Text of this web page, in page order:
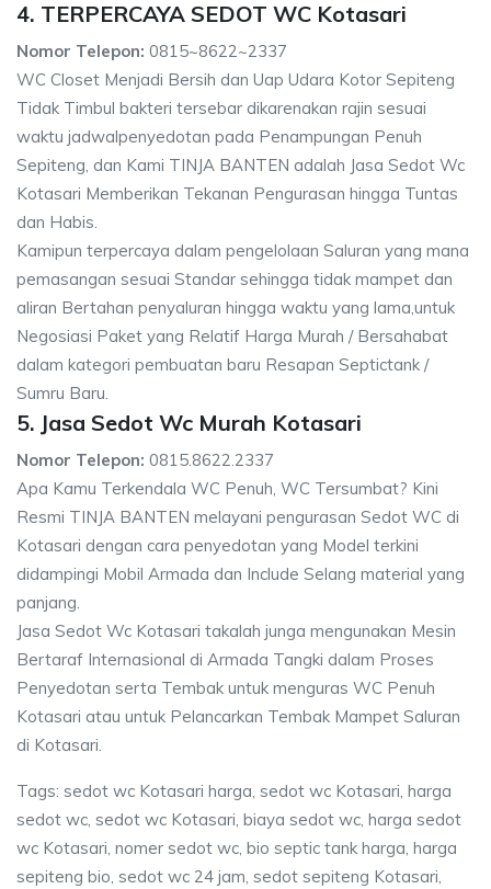
4. TERPERCAYA SEDOT WC Kotasari
Nomor Telepon: 0815~8622~2337
WC Closet Menjadi Bersih dan Uap Udara Kotor Sepiteng
Tidak Timbul bakteri tersebar dikarenakan rajin sesuai
waktu jadwalpenyedotan pada Penampungan Penuh
Sepiteng, dan Kami TINJA BANTEN adalah Jasa Sedot Wc
Kotasari Memberikan Tekanan Pengurasan hingga Tuntas
dan Habis.
Kamipun terpercaya dalam pengelolaan Saluran yang mana
pemasangan sesuai Standar sehingga tidak mampet dan
aliran Bertahan penyaluran hingga waktu yang lama,untuk
Negosiasi Paket yang Relatif Harga Murah / Bersahabat
dalam kategori pembuatan baru Resapan Septictank /
Sumru Baru.
5. Jasa Sedot Wc Murah Kotasari
Nomor Telepon: 0815.8622.2337
Apa Kamu Terkendala WC Penuh, WC Tersumbat? Kini
Resmi TINJA BANTEN melayani pengurasan Sedot WC di
Kotasari dengan cara penyedotan yang Model terkini
didampingi Mobil Armada dan Include Selang material yang
panjang.
Jasa Sedot Wc Kotasari takalah junga mengunakan Mesin
Bertaraf Internasional di Armada Tangki dalam Proses
Penyedotan serta Tembak untuk menguras WC Penuh
Kotasari atau untuk Pelancarkan Tembak Mampet Saluran
di Kotasari.
Tags: sedot wc Kotasari harga, sedot wc Kotasari, harga
sedot wc, sedot wc Kotasari, biaya sedot wc, harga sedot
wc Kotasari, nomer sedot wc, bio septic tank harga, harga
sepiteng bio, sedot wc 24 jam, sedot sepiteng Kotasari,